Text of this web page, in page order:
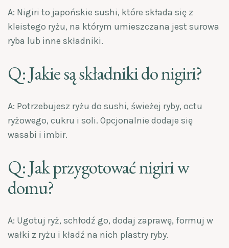
A: Nigiri to japońskie sushi, które składa się z
kleistego ryżu, na którym umieszczana jest surowa
ryba lub inne składniki.
Q: Jakie są składniki do nigiri?
A: Potrzebujesz ryżu do sushi, świeżej ryby, octu
ryżowego, cukru i soli. Opcjonalnie dodaje się
wasabi i imbir.
Q: Jak przygotować nigiri w
domu?
A: Ugotuj ryż, schłodź go, dodaj zaprawę, formuj w
wałki z ryżu i kładź na nich plastry ryby.